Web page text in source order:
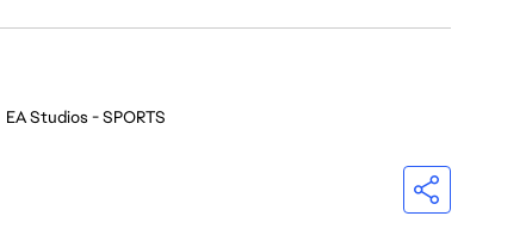
EA Studios - SPORTS